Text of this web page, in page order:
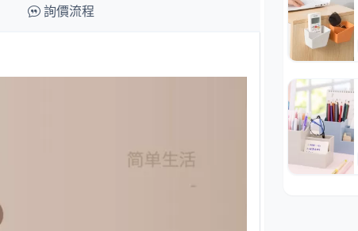
詢價流程